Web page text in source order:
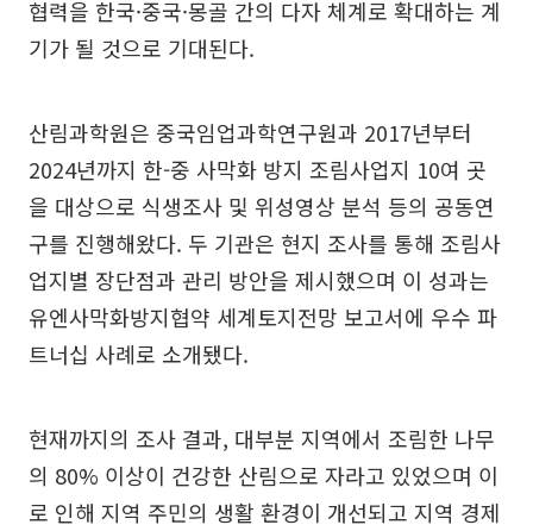
협력을 한국·중국·몽골 간의 다자 체계로 확대하는 계
기가 될 것으로 기대된다.
산림과학원은 중국임업과학연구원과 2017년부터
2024년까지 한-중 사막화 방지 조림사업지 10여 곳
을 대상으로 식생조사 및 위성영상 분석 등의 공동연
구를 진행해왔다. 두 기관은 현지 조사를 통해 조림사
업지별 장단점과 관리 방안을 제시했으며 이 성과는
유엔사막화방지협약 세계토지전망 보고서에 우수 파
트너십 사례로 소개됐다.
현재까지의 조사 결과, 대부분 지역에서 조림한 나무
의 80% 이상이 건강한 산림으로 자라고 있었으며 이
로 인해 지역 주민의 생활 환경이 개선되고 지역 경제